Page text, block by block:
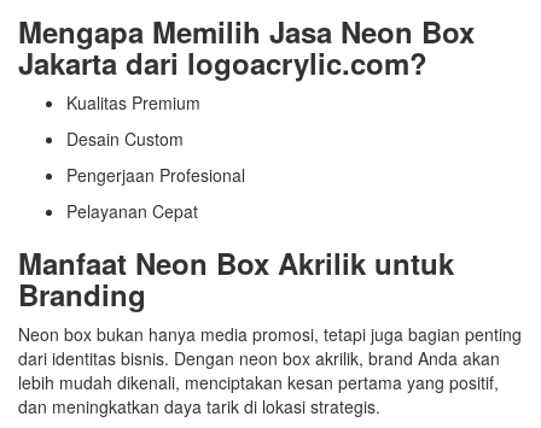
Mengapa Memilih Jasa Neon Box
Jakarta dari logoacrylic.com?
Kualitas Premium
Desain Custom
Pengerjaan Profesional
Pelayanan Cepat
Manfaat Neon Box Akrilik untuk
Branding
Neon box bukan hanya media promosi, tetapi juga bagian penting
dari identitas bisnis. Dengan neon box akrilik, brand Anda akan
lebih mudah dikenali, menciptakan kesan pertama yang positif,
dan meningkatkan daya tarik di lokasi strategis.